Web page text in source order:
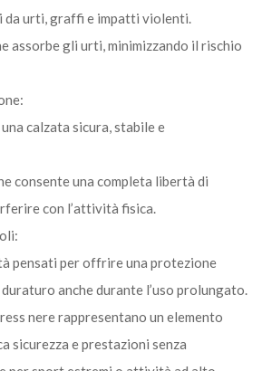
da urti, graffi e impatti violenti.
assorbe gli urti, minimizzando il rischio
calzata sicura, stabile e
consente una completa libertà di
con l’attività fisica.
pensati per offrire una protezione
anche durante l’uso prolungato.
nere rappresentano un elemento
sicurezza e prestazioni senza